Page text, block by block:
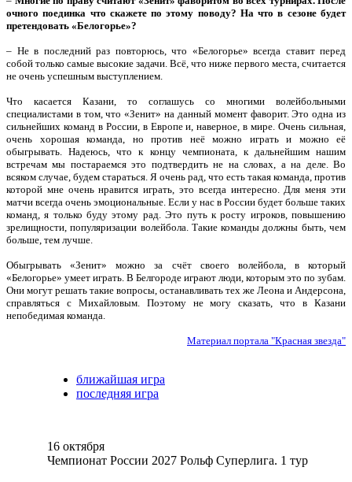
очного поединка что скажете по этому поводу? На что в сезоне будет
претендовать «Белогорье»?
– Не в последний раз повторюсь, что «Белогорье» всегда ставит перед
собой только самые высокие задачи. Всё, что ниже первого места, считается
не очень успешным выступлением.
Что касается Казани, то соглашусь со многими волейбольными
специалистами в том, что «Зенит» на данный момент фаворит. Это одна из
сильнейших команд в России, в Европе и, наверное, в мире. Очень сильная,
очень хорошая команда, но против неё можно играть и можно её
обыгрывать. Надеюсь, что к концу чемпионата, к дальнейшим нашим
встречам мы постараемся это подтвердить не на словах, а на деле. Во
всяком случае, будем стараться. Я очень рад, что есть такая команда, против
которой мне очень нравится играть, это всегда интересно. Для меня эти
матчи всегда очень эмоциональные. Если у нас в России будет больше таких
команд, я только буду этому рад. Это путь к росту игроков, повышению
зрелищности, популяризации волейбола. Такие команды должны быть, чем
больше, тем лучше.
Обыгрывать «Зенит» можно за счёт своего волейбола, в который
«Белогорье» умеет играть. В Белгороде играют люди, которым это по зубам.
Они могут решать такие вопросы, останавливать тех же Леона и Андерсона,
справляться с Михайловым. Поэтому не могу сказать, что в Казани
непобедимая команда.
Материал портала "Красная звезда"
ближайшая игра
последняя игра
16 октября
Чемпионат России 2027 Рольф Суперлига. 1 тур